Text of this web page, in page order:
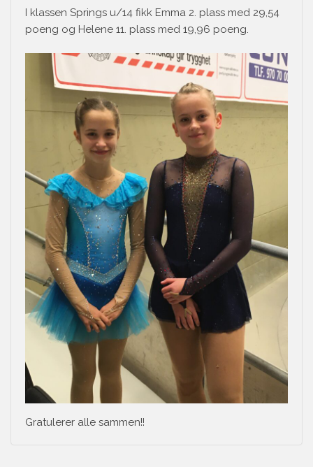
I klassen Springs u/14 fikk Emma 2. plass med 29,54
poeng og Helene 11. plass med 19,96 poeng.
Gratulerer alle sammen!!